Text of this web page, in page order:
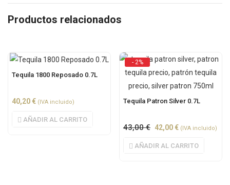
Productos relacionados
Tequila 1800 Reposado 0.7L
40,20 € (IVA incluido)
AÑADIR AL CARRITO
- 2%
Tequila Patron Silver 0.7L
43,00€ 42,00 € (IVA incluido)
AÑADIR AL CARRITO